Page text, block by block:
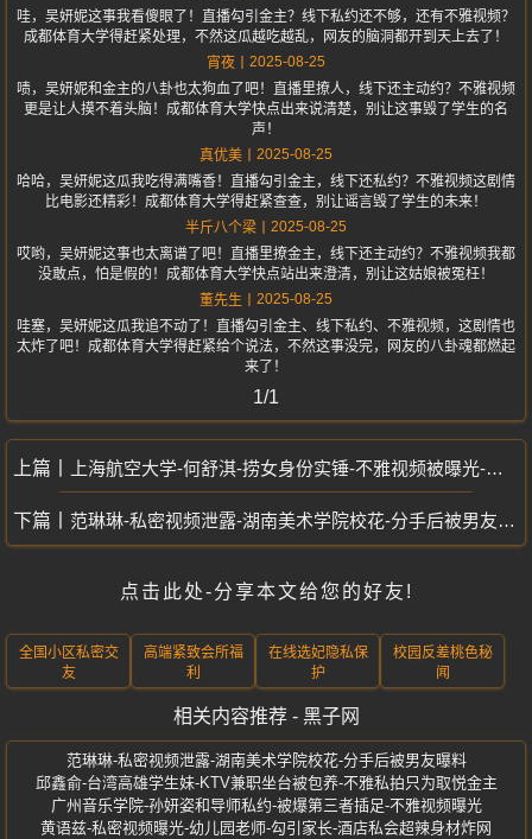
哇，吴妍妮这事我看傻眼了！直播勾引金主？线下私约还不够，还有不雅视频？
成都体育大学得赶紧处理，不然这瓜越吃越乱，网友的脑洞都开到天上去了！
宵夜
2025-08-25
啧，吴妍妮和金主的八卦也太狗血了吧！直播里撩人，线下还主动约？不雅视频
更是让人摸不着头脑！成都体育大学快点出来说清楚，别让这事毁了学生的名
声！
真优美
2025-08-25
哈哈，吴妍妮这瓜我吃得满嘴香！直播勾引金主，线下还私约？不雅视频这剧情
比电影还精彩！成都体育大学得赶紧查查，别让谣言毁了学生的未来！
半斤八个梁
2025-08-25
哎哟，吴妍妮这事也太离谱了吧！直播里撩金主，线下还主动约？不雅视频我都
没敢点，怕是假的！成都体育大学快点站出来澄清，别让这姑娘被冤枉！
董先生
2025-08-25
哇塞，吴妍妮这瓜我追不动了！直播勾引金主、线下私约、不雅视频，这剧情也
太炸了吧！成都体育大学得赶紧给个说法，不然这事没完，网友的八卦魂都燃起
来了！
1/1
上海航空大学-何舒淇-捞女身份实锤-不雅视频被曝光-清纯人设崩塌
范琳琳-私密视频泄露-湖南美术学院校花-分手后被男友曝料
点击此处-分享本文给您的好友!
全国小区私密交
友
高端紧致会所福
利
在线选妃隐私保
护
校园反差桃色秘
闻
相关内容推荐 - 黑子网
范琳琳-私密视频泄露-湖南美术学院校花-分手后被男友曝料
邱鑫俞-台湾高雄学生妹-KTV兼职坐台被包养-不雅私拍只为取悦金主
广州音乐学院-孙妍姿和导师私约-被爆第三者插足-不雅视频曝光
黄语兹-私密视频曝光-幼儿园老师-勾引家长-酒店私会超辣身材炸网